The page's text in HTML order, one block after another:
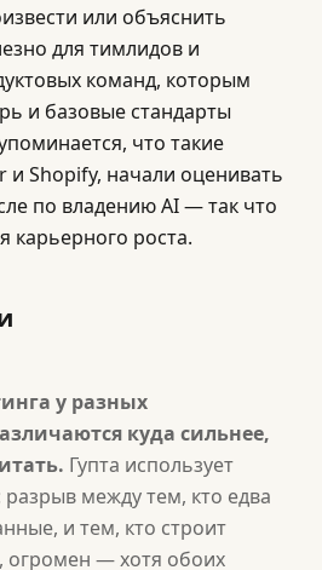
или объяснить
для тимлидов и
команд, которым
и базовые стандарты
что такие
и Shopify, начали оценивать
по владению AI — так что
карьерного роста.
у разных
куда сильнее,
Гупта использует
разрыв между тем, кто едва
и тем, кто строит
огромен — хотя обоих